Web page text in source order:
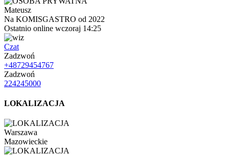
Mateusz
Na KOMISGASTRO od 2022
Ostatnio online wczoraj 14:25
Czat
Zadzwoń
+48729454767
Zadzwoń
224245000
LOKALIZACJA
Warszawa
Mazowieckie